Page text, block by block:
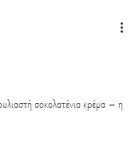
σοκολατένια κρέμα – η